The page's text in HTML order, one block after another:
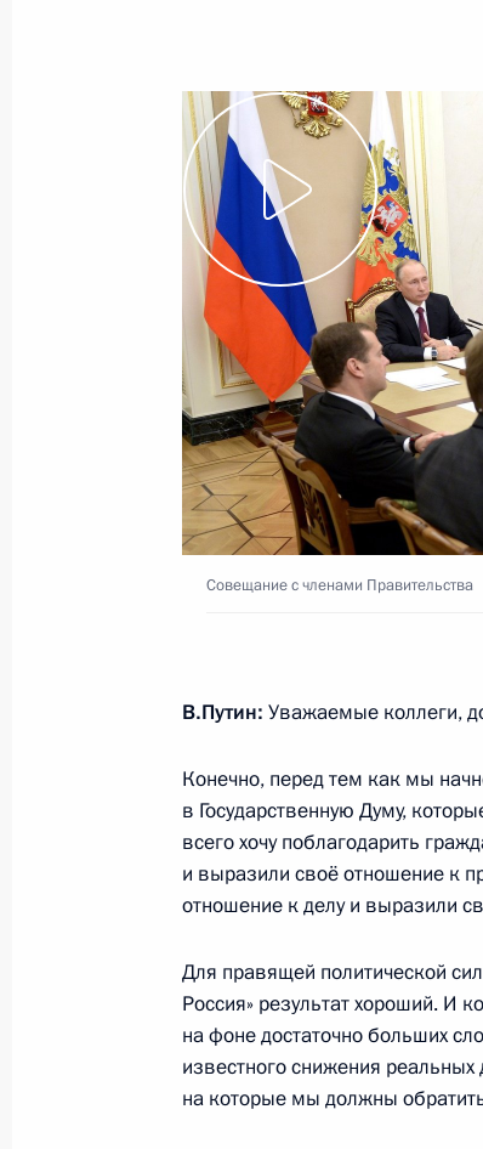
Встреча с Председателем
22 сентября 2016 года,
Встреча с командой «КамАЗ-
22 сентября 2016 года, 23:00
Встреча с Президентом
и Герцеговины Милорадом
22 сентября 2016 года, 22:20
Указ о директоре Службы
22 сентября 2016 года, 20:45
Встреча с Сергеем
Заседание Совета
Совещание с членами Правительства
В.Путин: Уважаемые коллеги,
Конечно, перед тем как мы
в Государственную Думу,
всего хочу поблагодарить
и выразили своё отношение к
отношение к делу и выразили
Для правящей политической
Россия» результат хороший. И
на фоне достаточно больших
известного снижения
на которые мы должны